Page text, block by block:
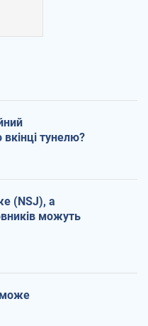
тунелю?
(NSJ), а
можуть
може